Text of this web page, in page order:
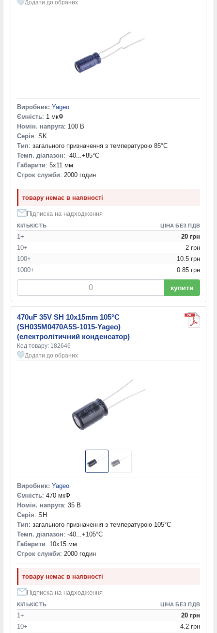
Додати до обраних
Виробник: Yageo
Ємність: 1 мкФ
Номін. напруга: 100 В
Серія: SK
Тип: загального призначення з температурою 85°C
Темп. діапазон: -40...+85°С
Габарити: 5x11 мм
Строк служби: 2000 годин
товару немає в наявності
Підписка на надходження
КІЛЬКІСТЬ ЦІНА БЕЗ ПДВ
1+
20 грн
10+
2 грн
100+
10.5 грн
1000+
0.85 грн
купити
470uF 35V SH 10x15mm 105°C
(SH035M0470A5S-1015-Yageo)
(електролітичний конденсатор)
Код товару: 182646
Додати до обраних
Виробник: Yageo
Ємність: 470 мкФ
Номін. напруга: 35 В
Серія: SH
Тип: загального призначення з температурою 105°C
Темп. діапазон: -40...+105°С
Габарити: 10x15 мм
Строк служби: 2000 годин
товару немає в наявності
Підписка на надходження
КІЛЬКІСТЬ ЦІНА БЕЗ ПДВ
1+
20 грн
10+
4.2 грн